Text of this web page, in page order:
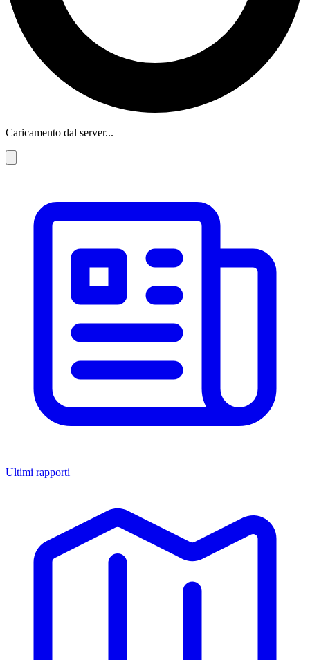
Caricamento dal server...
Ultimi rapporti